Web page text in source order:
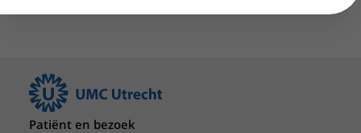
Patiënt en bezoek